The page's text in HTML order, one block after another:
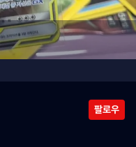
팔로우